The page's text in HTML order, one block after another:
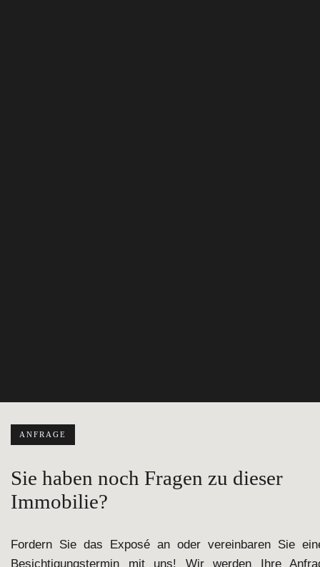
ANFRAGE
Sie haben noch Fragen zu dieser
Immobilie?
Fordern Sie das Exposé an oder vereinbaren Sie
Besichtigungstermin mit uns! Wir werden Ihre